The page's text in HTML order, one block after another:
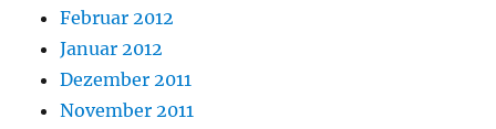
Februar 2012
Januar 2012
Dezember 2011
November 2011